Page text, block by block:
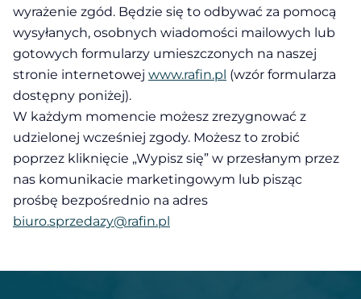
wyrażenie zgód. Będzie się to odbywać za pomocą
wysyłanych, osobnych wiadomości mailowych lub
gotowych formularzy umieszczonych na naszej
stronie internetowej www.rafin.pl (wzór formularza
dostępny poniżej).
W każdym momencie możesz zrezygnować z
udzielonej wcześniej zgody. Możesz to zrobić
poprzez kliknięcie „Wypisz się” w przesłanym przez
nas komunikacie marketingowym lub pisząc
prośbę bezpośrednio na adres
biuro.sprzedazy@rafin.pl